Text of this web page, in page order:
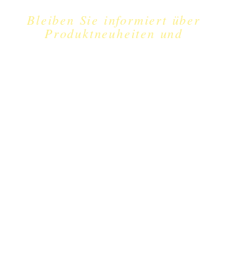
Bleiben Sie informiert über
Produktneuheiten und